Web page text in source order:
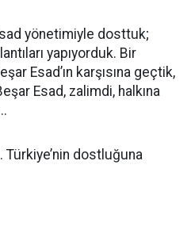
yönetimiyle dosttuk;
yapıyorduk. Bir
Esad’ın karşısına geçtik,
Esad, zalimdi, halkına
Türkiye’nin dostluğuna